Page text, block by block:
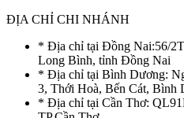
ĐỊA CHỈ CHI NHÁNH
* Địa chỉ tại Đồng Nai:56/
Long Bình, tỉnh Đồng Nai
* Địa chỉ tại Bình Dương:
3, Thới Hoà, Bến Cát, Bình
* Địa chỉ tại Cần Thơ: